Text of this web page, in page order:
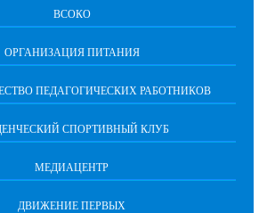
ВСОКО
ОРГАНИЗАЦИЯ ПИТАНИЯ
ПЕДАГОГИЧЕСКИХ РАБОТНИКОВ
СПОРТИВНЫЙ КЛУБ
МЕДИАЦЕНТР
ДВИЖЕНИЕ ПЕРВЫХ